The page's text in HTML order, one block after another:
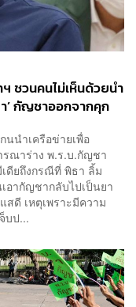
ชวนคนไม่เห็นด้วยนำ
’ กัญชาออกจากคุก
นำเครือข่ายเพื่อ
ณาร่าง พ.ร.บ.กัญชา
ดียถึงกรณีที่ พิธา ลิ้ม
อากัญชากลับไปเป็นยา
สดี เหตุเพราะมีความ
บป...